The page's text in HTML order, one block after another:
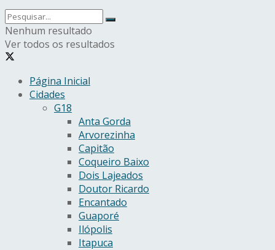
Nenhum resultado
Ver todos os resultados
Página Inicial
Cidades
G18
Anta Gorda
Arvorezinha
Capitão
Coqueiro Baixo
Dois Lajeados
Doutor Ricardo
Encantado
Guaporé
Ilópolis
Itapuca